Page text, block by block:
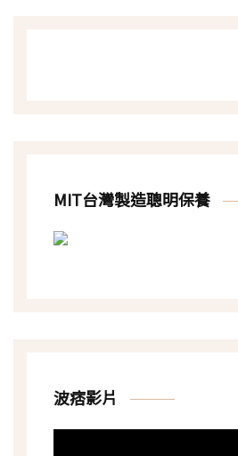
MIT台灣製造聰明保養
波痞影片